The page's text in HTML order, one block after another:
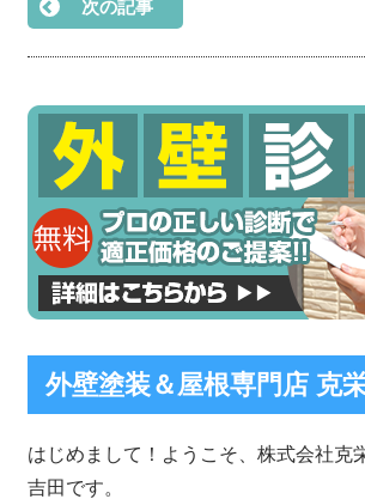
次の記事
外壁塗装＆屋根専門店 克
はじめまして！ようこそ、株式会社克
吉田です。